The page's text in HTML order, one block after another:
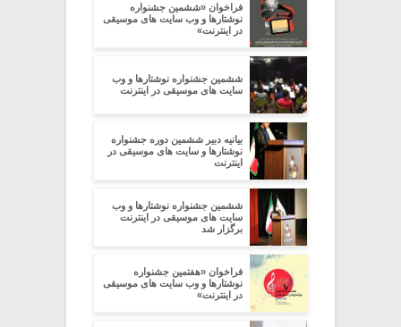
فراخوان «ششمین جشنواره
نوشتارها و وب سایت های موسیقی
در اینترنت»
ششمین جشنواره نوشتارها و وب
سایت های موسیقی در اینترنت
بیانیه دبیر ششمین دوره جشنواره
نوشتارها و سایت های موسیقی در
اینترنت
ششمین جشنواره نوشتارها و وب
سایت های موسیقی در اینترنت
برگزار شد
فراخوان «هفتمین جشنواره
نوشتارها و وب سایت های موسیقی
در اینترنت»